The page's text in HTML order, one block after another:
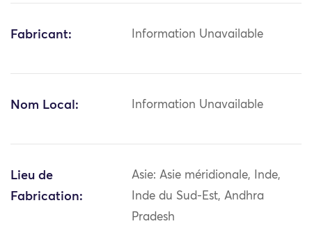
Fabricant: Information Unavailable
Nom Local: Information Unavailable
Lieu de
Fabrication:
Asie: Asie méridionale, Inde,
Inde du Sud-Est, Andhra
Pradesh